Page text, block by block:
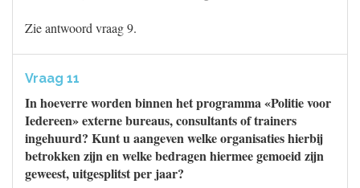
Zie antwoord vraag 9.
Vraag 11
In hoeverre worden binnen het programma «Politie voor
Iedereen» externe bureaus, consultants of trainers
ingehuurd? Kunt u aangeven welke organisaties hierbij
betrokken zijn en welke bedragen hiermee gemoeid zijn
geweest, uitgesplitst per jaar?